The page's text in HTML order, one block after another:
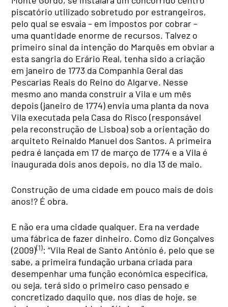
piscatório utilizado sobretudo por estrangeiros,
pelo qual se esvaía – em impostos por cobrar –
uma quantidade enorme de recursos. Talvez o
primeiro sinal da intenção do Marquês em obviar a
esta sangria do Erário Real, tenha sido a criação
em janeiro de 1773 da Companhia Geral das
Pescarias Reais do Reino do Algarve. Nesse
mesmo ano manda construir a Vila e um mês
depois (janeiro de 1774) envia uma planta da nova
Vila executada pela Casa do Risco (responsável
pela reconstrução de Lisboa) sob a orientação do
arquiteto Reinaldo Manuel dos Santos. A primeira
pedra é lançada em 17 de março de 1774 e a Vila é
inaugurada dois anos depois, no dia 13 de maio.
Construção de uma cidade em pouco mais de dois
anos!? É obra.
E não era uma cidade qualquer. Era na verdade
uma fábrica de fazer dinheiro. Como diz Gonçalves
(2009)(1): “Vila Real de Santo António é, pelo que se
sabe, a primeira fundação urbana criada para
desempenhar uma função económica específica,
ou seja, terá sido o primeiro caso pensado e
concretizado daquilo que, nos dias de hoje, se